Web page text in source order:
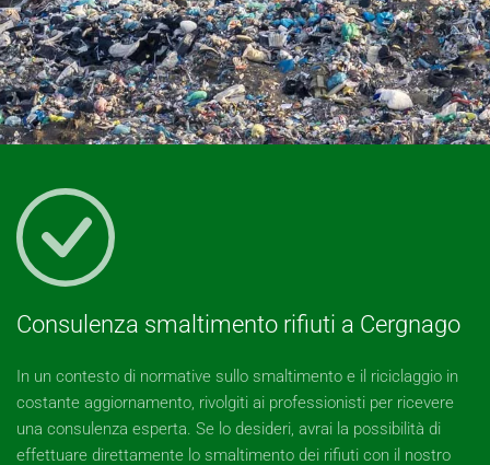
Consulenza smaltimento rifiuti a Cergnago
In un contesto di normative sullo smaltimento e il riciclaggio in
costante aggiornamento, rivolgiti ai professionisti per ricevere
una consulenza esperta. Se lo desideri, avrai la possibilità di
effettuare direttamente lo smaltimento dei rifiuti con il nostro